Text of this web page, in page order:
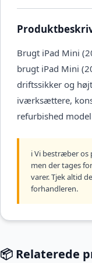
Brugt iPad Mini
brugt iPad Mini
driftssikker og
iværksættere,
refurbished
ℹ️ Vi bestræber
men der tages
varer. Tjek altid
forhandleren.
📦 Relaterede